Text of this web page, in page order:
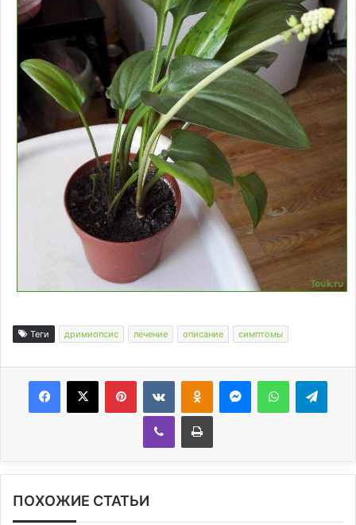
Теги дримиопсис лечение описание симптомы
ПОХОЖИЕ СТАТЬИ